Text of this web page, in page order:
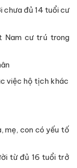
chưa đủ 14 tuổi cư
Nam cư trú trong
việc hộ tịch khác
mẹ, con có yếu tố
từ đủ 16 tuổi trở